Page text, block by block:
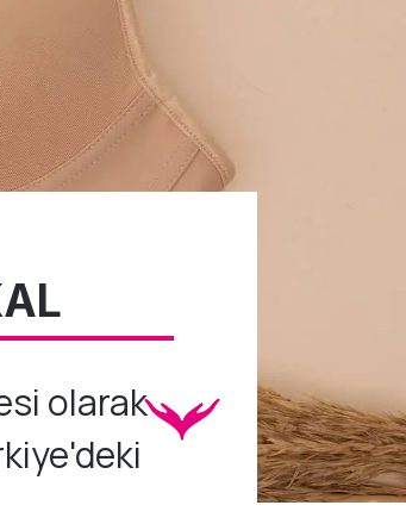
olarak